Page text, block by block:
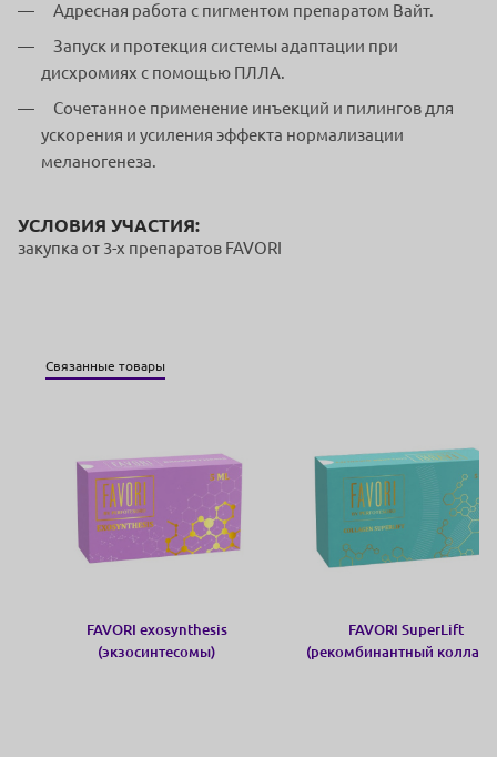
Адресная работа с пигментом препаратом Вайт.
Запуск и протекция системы адаптации при
дисхромиях с помощью ПЛЛА.
Сочетанное применение инъекций и пилингов для
ускорения и усиления эффекта нормализации
меланогенеза.
УСЛОВИЯ УЧАСТИЯ:
закупка от 3-х препаратов FAVORI
Связанные товары
FAVORI exosynthesis
(экзосинтесомы)
FAVORI SuperLift
(рекомбинантный